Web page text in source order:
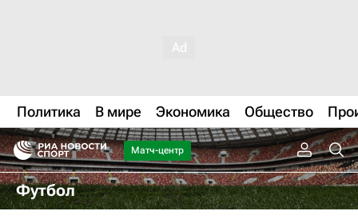
Политика В мире Экономика Общество
Матч-центр
Футбол